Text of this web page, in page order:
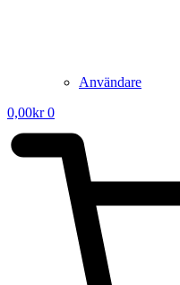
Användare
0,00kr 0